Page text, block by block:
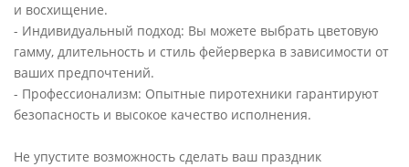
и восхищение.
- Индивидуальный подход: Вы можете выбрать цветовую
гамму, длительность и стиль фейерверка в зависимости от
ваших предпочтений.
- Профессионализм: Опытные пиротехники гарантируют
безопасность и высокое качество исполнения.
Не упустите возможность сделать ваш праздник